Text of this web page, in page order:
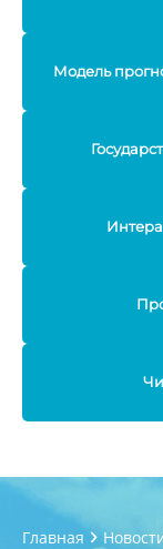
Модель
Главная